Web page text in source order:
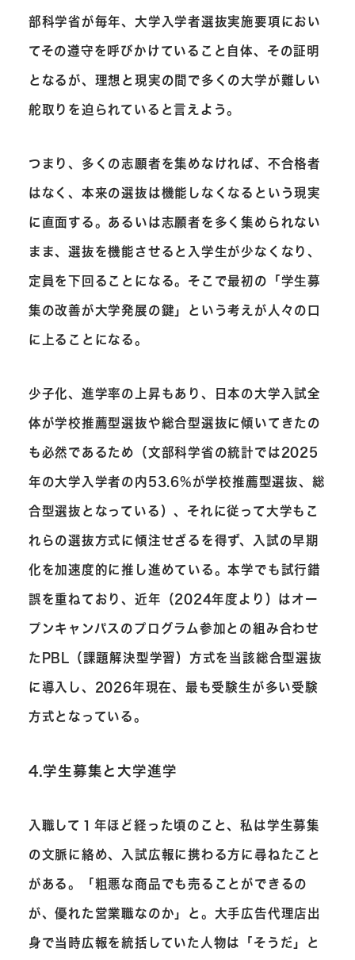
部科学省が毎年、大学入学者選抜実施要項におい
てその遵守を呼びかけていること自体、その証明
となるが、理想と現実の間で多くの大学が難しい
舵取りを迫られていると言えよう。
つまり、多くの志願者を集めなければ、不合格者
はなく、本来の選抜は機能しなくなるという現実
に直面する。あるいは志願者を多く集められない
まま、選抜を機能させると入学生が少なくなり、
定員を下回ることになる。そこで最初の「学生募
集の改善が大学発展の鍵」という考えが人々の口
に上ることになる。
少子化、進学率の上昇もあり、日本の大学入試全
体が学校推薦型選抜や総合型選抜に傾いてきたの
も必然であるため（文部科学省の統計では2025
年の大学入学者の内53.6%が学校推薦型選抜、総
合型選抜となっている）、それに従って大学もこ
れらの選抜方式に傾注せざるを得ず、入試の早期
化を加速度的に推し進めている。本学でも試行錯
誤を重ねており、近年（2024年度より）はオー
プンキャンパスのプログラム参加との組み合わせ
たPBL（課題解決型学習）方式を当該総合型選抜
に導入し、2026年現在、最も受験生が多い受験
方式となっている。
4.学生募集と大学進学
入職して１年ほど経った頃のこと、私は学生募集
の文脈に絡め、入試広報に携わる方に尋ねたこと
がある。「粗悪な商品でも売ることができるの
が、優れた営業職なのか」と。大手広告代理店出
身で当時広報を統括していた人物は「そうだ」と